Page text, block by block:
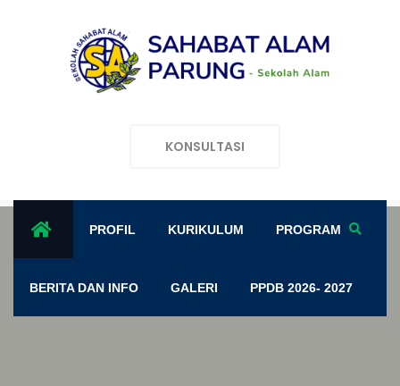
KONSULTASI
PROFIL KURIKULUM PROGRAM
BERITA DAN INFO GALERI PPDB 2026- 2027